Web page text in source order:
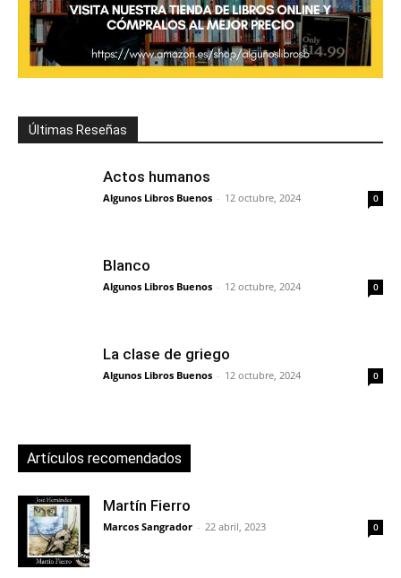
Últimas Reseñas
Actos humanos
Algunos Libros Buenos - 12 octubre, 2024 0
Blanco
Algunos Libros Buenos - 12 octubre, 2024 0
La clase de griego
Algunos Libros Buenos - 12 octubre, 2024 0
Artículos recomendados
Martín Fierro
Marcos Sangrador - 22 abril, 2023 0